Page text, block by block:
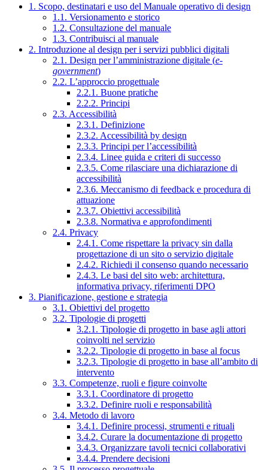
1. Scopo, destinatari e uso del Manuale operativo di design
1.1. Versionamento e storico
1.2. Consultazione del manuale
1.3. Contribuisci al manuale
2. Introduzione al design per i servizi pubblici digitali
2.1. Design per l’amministrazione digitale (e-
government)
2.2. L’approccio progettuale
2.2.1. Buone pratiche
2.2.2. Principi
2.3. Accessibilità
2.3.1. Definizione
2.3.2. Accessibilità by design
2.3.3. Principi per l’accessibilità
2.3.4. Linee guida e criteri di successo
2.3.5. Come rilasciare una dichiarazione di
accessibilità
2.3.6. Meccanismo di feedback e procedura di
attuazione
2.3.7. Obiettivi accessibilità
2.3.8. Normativa e approfondimenti
2.4. Privacy
2.4.1. Come rispettare la privacy sin dalla
progettazione di un sito o servizio digitale
2.4.2. Richiedi il consenso quando necessario
2.4.3. Le basi del sito web: architettura,
informativa privacy, riferimenti DPO
3. Pianificazione, gestione e strategia
3.1. Obiettivi del progetto
3.2. Tipologie di progetti
3.2.1. Tipologie di progetto in base agli attori
coinvolti nel servizio
3.2.2. Tipologie di progetto in base al focus
3.2.3. Tipologie di progetto in base all’ambito di
intervento
3.3. Competenze, ruoli e figure coinvolte
3.3.1. Coordinatore di progetto
3.3.2. Definire ruoli e responsabilità
3.4. Metodo di lavoro
3.4.1. Definire processi, strumenti e rituali
3.4.2. Curare la documentazione di progetto
3.4.3. Organizzare tavoli tecnici collaborativi
3.4.4. Prendere decisioni